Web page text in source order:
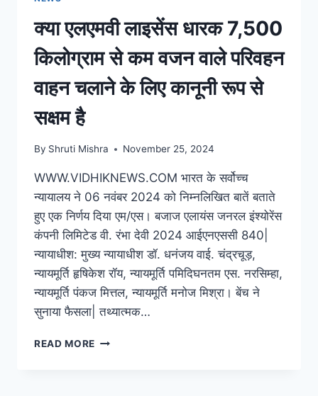
क्या एलएमवी लाइसेंस धारक 7,500
किलोग्राम से कम वजन वाले परिवहन
वाहन चलाने के लिए कानूनी रूप से
सक्षम है
By Shruti Mishra November 25, 2024
WWW.VIDHIKNEWS.COM भारत के सर्वोच्च
न्यायालय ने 06 नवंबर 2024 को निम्नलिखित बातें बताते
हुए एक निर्णय दिया एम/एस। बजाज एलायंस जनरल इंश्योरेंस
कंपनी लिमिटेड वी. रंभा देवी 2024 आईएनएससी 840|
न्यायाधीश: मुख्य न्यायाधीश डॉ. धनंजय वाई. चंद्रचूड़,
न्यायमूर्ति हृषिकेश रॉय, न्यायमूर्ति पमिदिघनतम एस. नरसिम्हा,
न्यायमूर्ति पंकज मित्तल, न्यायमूर्ति मनोज मिश्रा। बेंच ने
सुनाया फैसला| तथ्यात्मक…
READ MORE